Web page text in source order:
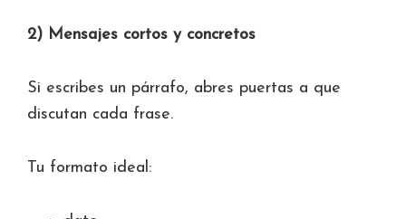
2) Mensajes cortos y concretos
Si escribes un párrafo, abres puertas a que
discutan cada frase.
Tu formato ideal: